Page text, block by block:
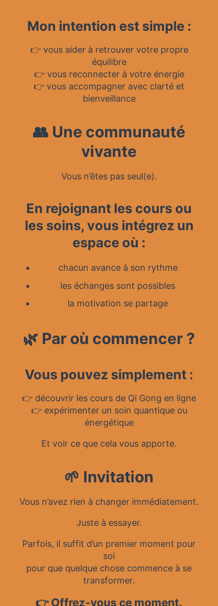
Mon intention est simple :
👉 vous aider à retrouver votre propre
équilibre
👉 vous reconnecter à votre énergie
👉 vous accompagner avec clarté et
bienveillance
👥 Une communauté
vivante
Vous n’êtes pas seul(e).
En rejoignant les cours ou
les soins, vous intégrez un
espace où :
chacun avance à son rythme
les échanges sont possibles
la motivation se partage
🌿 Par où commencer ?
Vous pouvez simplement :
👉 découvrir les cours de Qi Gong en ligne
👉 expérimenter un soin quantique ou
énergétique
Et voir ce que cela vous apporte.
🌱 Invitation
Vous n’avez rien à changer immédiatement.
Juste à essayer.
Parfois, il suffit d’un premier moment pour
soi
pour que quelque chose commence à se
transformer.
👉 Offrez-vous ce moment.